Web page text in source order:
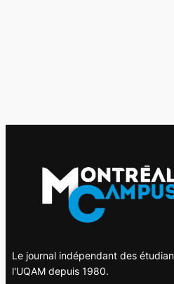
Le journal indépendant des
l'UQAM depuis 1980.